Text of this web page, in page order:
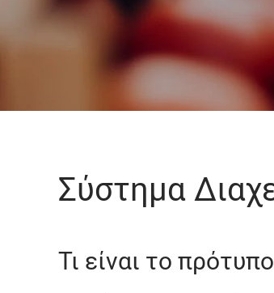
Σύστημα
Τι είναι το